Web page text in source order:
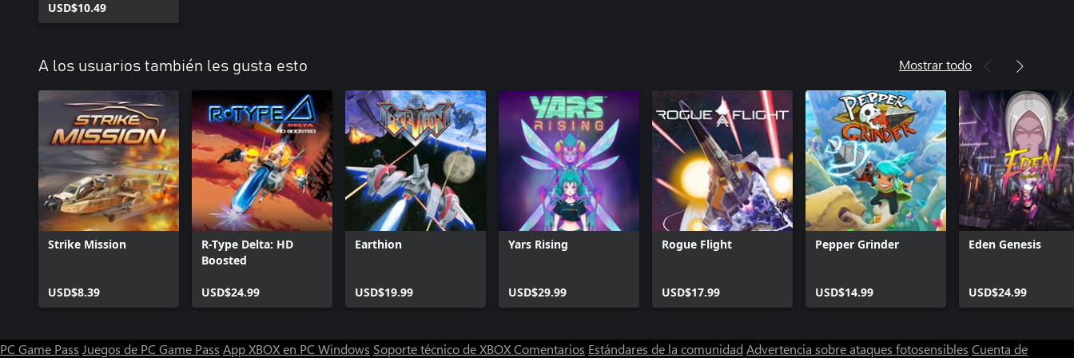
USD$10.49
A los usuarios también les gusta esto Mostrar todo
Strike Mission
USD$8.39
R-Type Delta: HD
Boosted
USD$24.99
Earthion
USD$19.99
Yars Rising
USD$29.99
Rogue Flight
USD$17.99
Pepper Grinder
USD$14.99
Eden Genesis
USD$24.99
PC Game Pass Juegos de PC Game Pass App XBOX en PC Windows Soporte técnico de XBOXComentarios Estándares de la comunidad Advertencia sobre ataques fotosensibles Cuenta de